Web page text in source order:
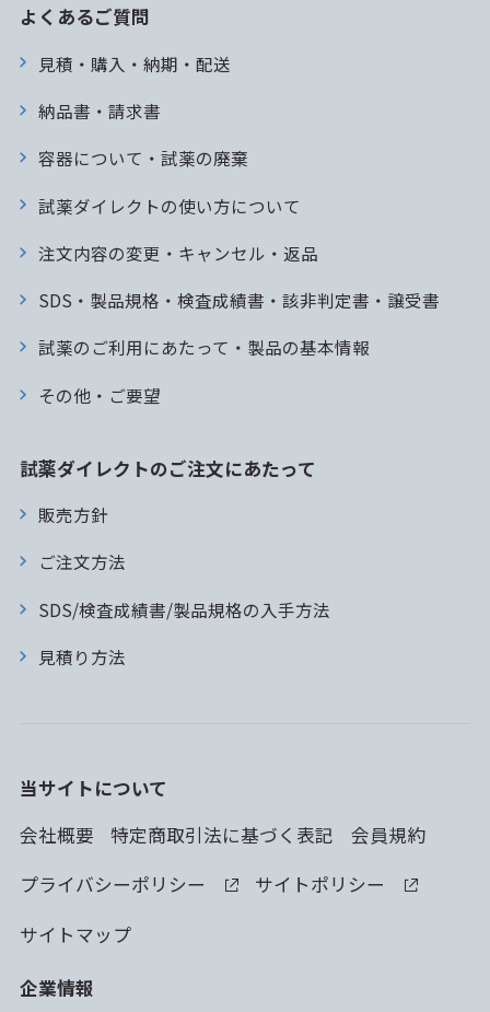
よくあるご質問
見積・購入・納期・配送
納品書・請求書
容器について・試薬の廃棄
試薬ダイレクトの使い方について
注文内容の変更・キャンセル・返品
SDS・製品規格・検査成績書・該非判定書・譲受書
試薬のご利用にあたって・製品の基本情報
その他・ご要望
試薬ダイレクトのご注文にあたって
販売方針
ご注文方法
SDS/検査成績書/製品規格の入手方法
見積り方法
当サイトについて
会社概要
特定商取引法に基づく表記
会員規約
プライバシーポリシー
サイトポリシー
サイトマップ
企業情報